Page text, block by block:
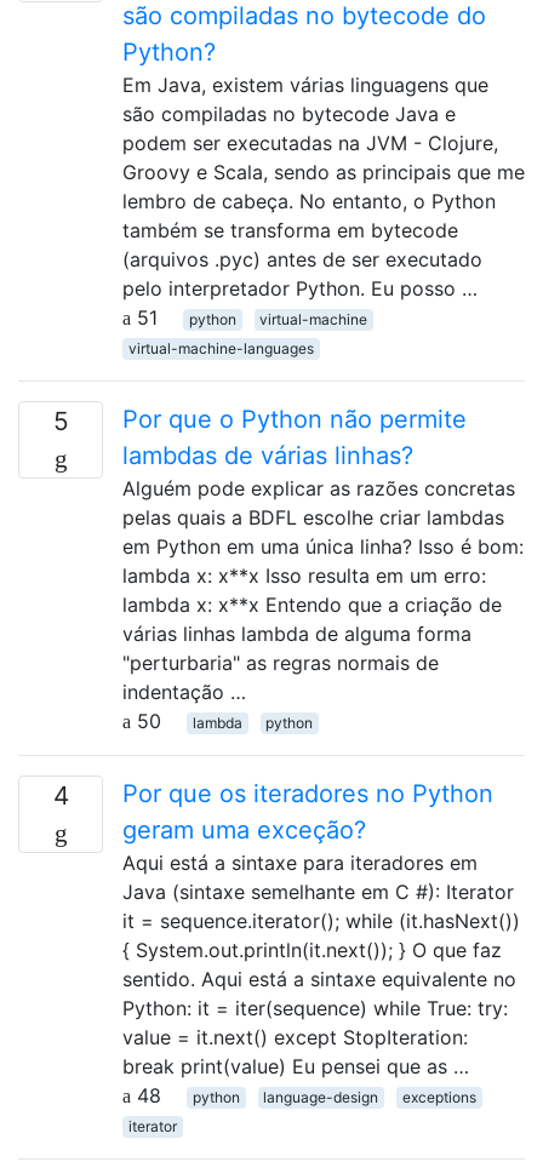
são compiladas no bytecode do
Python?
Em Java, existem várias linguagens que
são compiladas no bytecode Java e
podem ser executadas na JVM - Clojure,
Groovy e Scala, sendo as principais que me
lembro de cabeça. No entanto, o Python
também se transforma em bytecode
(arquivos .pyc) antes de ser executado
pelo interpretador Python. Eu posso …
51
python
virtual-machine
virtual-machine-languages
5
Por que o Python não permite
lambdas de várias linhas?
Alguém pode explicar as razões concretas
pelas quais a BDFL escolhe criar lambdas
em Python em uma única linha? Isso é bom:
lambda x: x**x Isso resulta em um erro:
lambda x: x**x Entendo que a criação de
várias linhas lambda de alguma forma
"perturbaria" as regras normais de
indentação …
50
lambda python
4
Por que os iteradores no Python
geram uma exceção?
Aqui está a sintaxe para iteradores em
Java (sintaxe semelhante em C #): Iterator
it = sequence.iterator(); while (it.hasNext())
{ System.out.println(it.next()); } O que faz
sentido. Aqui está a sintaxe equivalente no
Python: it = iter(sequence) while True: try:
value = it.next() except StopIteration:
break print(value) Eu pensei que as …
48
python language-design
exceptions
iterator